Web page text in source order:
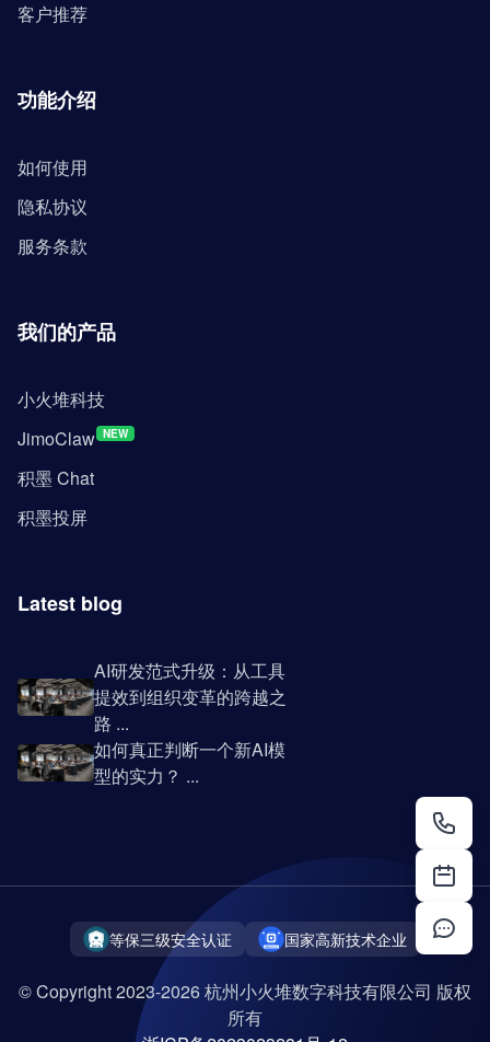
客户推荐
功能介绍
如何使用
隐私协议
服务条款
我们的产品
小火堆科技
JimoClaw NEW
积墨 Chat
积墨投屏
Latest blog
AI研发范式升级：从工具
提效到组织变革的跨越之
路 ...
如何真正判断一个新AI模
型的实力？ ...
等保三级安全认证 国家高新技术企业
© Copyright 2023-2026 杭州小火堆数字科技有限公司 版权
所有